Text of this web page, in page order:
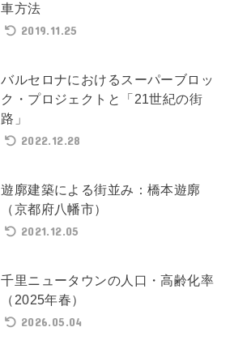
車方法
2019.11.25
バルセロナにおけるスーパーブロッ
ク・プロジェクトと「21世紀の街
路」
2022.12.28
遊廓建築による街並み：橋本遊廓
（京都府八幡市）
2021.12.05
千里ニュータウンの人口・高齢化率
（2025年春）
2026.05.04